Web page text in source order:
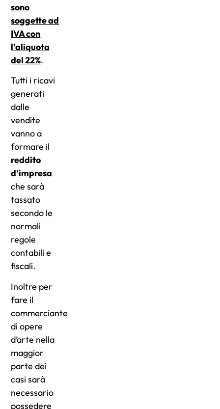
sono
soggette ad
IVA con
l’aliquota
del 22%.
Tutti i ricavi
generati
dalle
vendite
vanno a
formare il
reddito
d’impresa
che sarà
tassato
secondo le
normali
regole
contabili e
fiscali.
Inoltre per
fare il
commerciante
di opere
d’arte nella
maggior
parte dei
casi sarà
necessario
possedere